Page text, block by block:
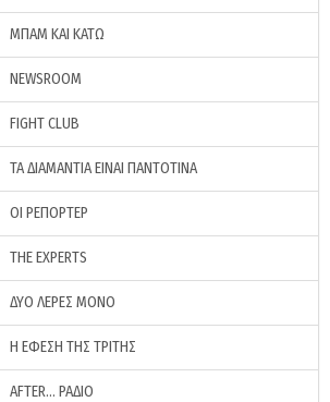
ΜΠΑΜ ΚΑΙ ΚΑΤΩ
NEWSROOM
FIGHT CLUB
ΤΑ ΔΙΑΜΑΝΤΙΑ ΕΙΝΑΙ ΠΑΝΤΟΤΙΝΑ
ΟΙ ΡΕΠΟΡΤΕΡ
THE EXPERTS
ΔΥΟ ΛΕΡΕΣ ΜΟΝΟ
Η ΕΦΕΣΗ ΤΗΣ ΤΡΙΤΗΣ
AFTER… ΡΑΔΙΟ